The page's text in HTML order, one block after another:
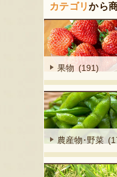
カテゴリから
果物 (191)
農産物･野菜
『アラ
8月7日